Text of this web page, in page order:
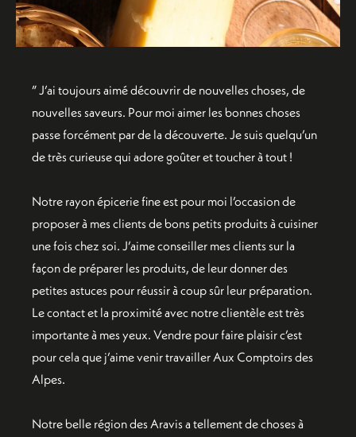
” J’ai toujours aimé découvrir de nouvelles choses, de
nouvelles saveurs. Pour moi aimer les bonnes choses
passe forcément par de la découverte. Je suis quelqu’un
de très curieuse qui adore goûter et toucher à tout !
Notre rayon épicerie fine est pour moi l’occasion de
proposer à mes clients de bons petits produits à cuisiner
une fois chez soi. J’aime conseiller mes clients sur la
façon de préparer les produits, de leur donner des
petites astuces pour réussir à coup sûr leur préparation.
Le contact et la proximité avec notre clientèle est très
importante à mes yeux. Vendre pour faire plaisir c’est
pour cela que j’aime venir travailler Aux Comptoirs des
Alpes.
Notre belle région des Aravis a tellement de choses à